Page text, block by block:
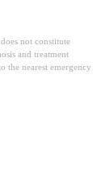
not constitute
and treatment
the nearest emergency